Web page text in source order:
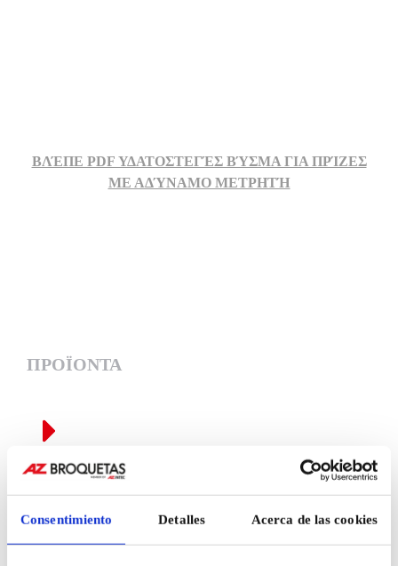
Consentimiento Detalles Acerca de las cookies
ΒΛΈΠΕ PDF ΥΔΑΤΟΣΤΕΓΈΣ ΒΎΣΜΑ ΓΙΑ ΠΡΊΖΕΣ
ΜΕ ΑΔΎΝΑΜΟ ΜΕΤΡΗΤΉ
ΠΡΟΪΟΝΤΑ